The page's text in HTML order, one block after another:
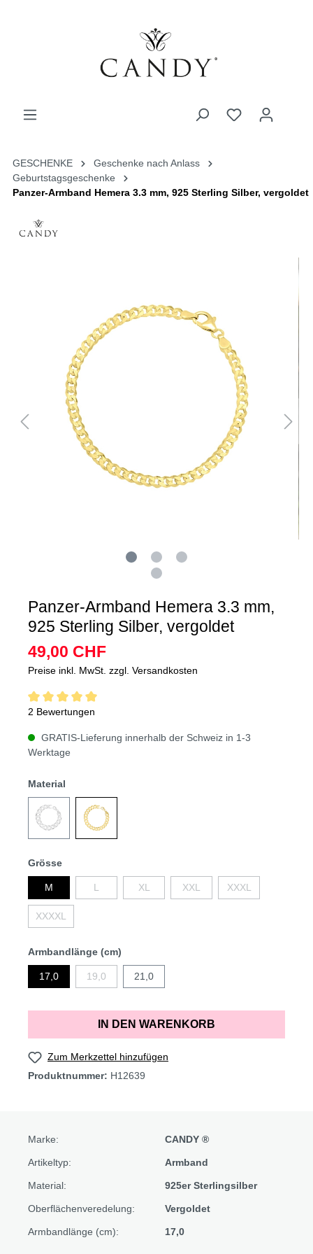
GESCHENKE
Geschenke nach Anlass
Geburtstagsgeschenke
Panzer-Armband Hemera 3.3 mm, 925 Sterling Silber, vergoldet
Panzer-Armband Hemera 3.3 mm,
925 Sterling Silber, vergoldet
49,00 CHF
Preise inkl. MwSt. zzgl. Versandkosten
2 Bewertungen
GRATIS-Lieferung innerhalb der Schweiz in 1-3
Werktage
Material
Grösse
M L XL XXL XXXL
XXXXL
Armbandlänge (cm)
17,0 19,0 21,0
IN DEN WARENKORB
Zum Merkzettel hinzufügen
Produktnummer: H12639
Marke: CANDY ®
Artikeltyp: Armband
Material: 925er Sterlingsilber
Oberflächenveredelung: Vergoldet
Armbandlänge (cm): 17,0